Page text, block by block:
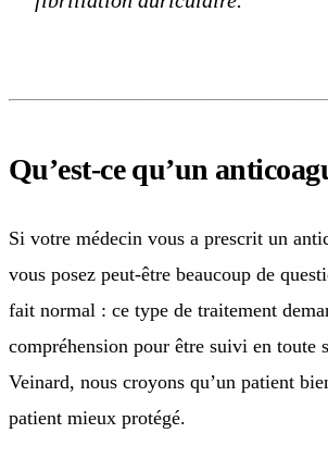
Qu’est-ce qu’un
Si votre médecin vous a prescrit un
vous posez peut-être beaucoup de
fait normal : ce type de traitement
compréhension pour être suivi en toute
Veinard, nous croyons qu’un patient
patient mieux protégé.